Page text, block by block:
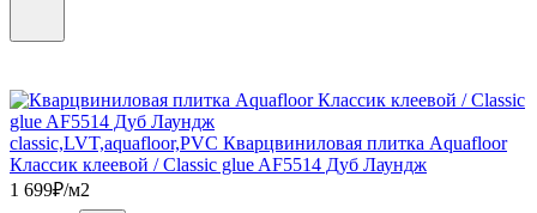
classic,LVT,aquafloor,PVC Кварцвиниловая плитка Aquafloor
Классик клеевой / Classic glue AF5514 Дуб Лаундж
1 699₽/м2